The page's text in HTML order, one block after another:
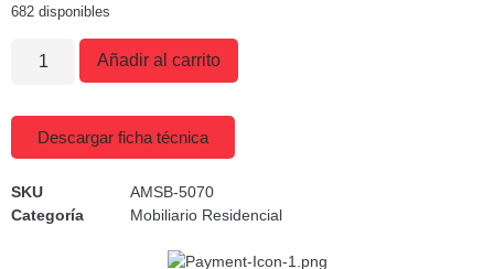
682 disponibles
Añadir al carrito
Descargar ficha técnica
SKU
AMSB-5070
Categoría
Mobiliario Residencial